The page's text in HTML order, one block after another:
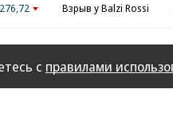
Взрыв у Balzi Rossi
с правилами